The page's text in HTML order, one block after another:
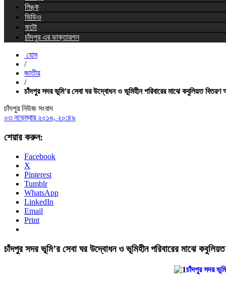
লিঙ্ক
ভিডিও
ফটো
চাঁদপুর এর ডাক্তারগন
হোম
/
জাতীয়
/
চাঁদপুর সদর ভূমি’র সেবা ঘর উদ্বোধন ও ভূমিহীন পরিবারের মাঝে কবুলিয়ত বিতরণ
চাঁদপুর নিউজ সংবাদ
০৩ নভেম্বার ২০১৬, ২০:৪৯
শেয়ার করুন:
Facebook
X
Pinterest
Tumblr
WhatsApp
LinkedIn
Email
Print
চাঁদপুর সদর ভূমি’র সেবা ঘর উদ্বোধন ও ভূমিহীন পরিবারের মাঝে কবুলিয়ত
চাঁদপুর সদর